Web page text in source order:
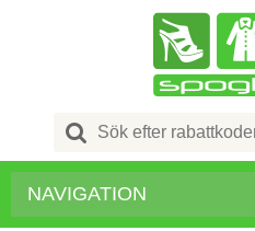
Search
for:
NAVIGATION